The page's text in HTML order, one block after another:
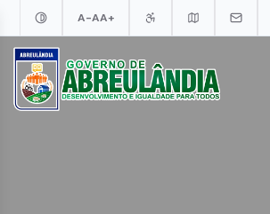
A-AA+